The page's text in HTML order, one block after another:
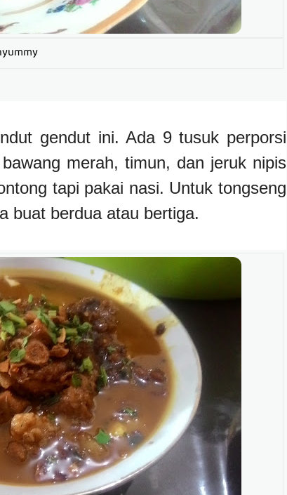
gendut ini. Ada 9 tusuk perporsi
merah, timun, dan jeruk nipis
tapi pakai nasi. Untuk tongseng
buat berdua atau bertiga.